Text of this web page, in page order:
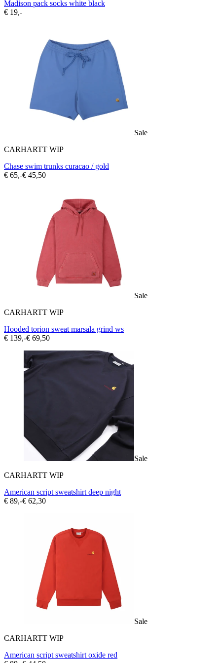
Madison pack socks white black
€ 19,-
Sale
CARHARTT WIP
Chase swim trunks curacao / gold
€ 65,-€ 45,50
Sale
CARHARTT WIP
Hooded torion sweat marsala grind ws
€ 139,-€ 69,50
Sale
CARHARTT WIP
American script sweatshirt deep night
€ 89,-€ 62,30
Sale
CARHARTT WIP
American script sweatshirt oxide red